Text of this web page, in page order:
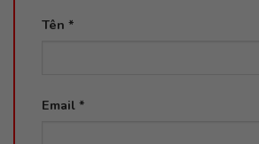
Tên *
Email *